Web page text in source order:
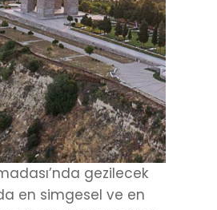
gezilecek
en simgesel ve en